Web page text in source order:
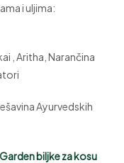
i uljima:
, Aritha, Narančina
Ayurvedskih
biljke za kosu